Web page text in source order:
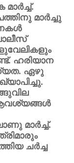
മാര്‍ച്ചു
ഹരിയാന
ഏഴു
ആവശ്യങ്ങള്‍
മാര്‍ച്ച്.
ചര്‍ച്ച